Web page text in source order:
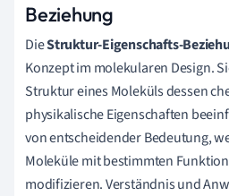
Beziehung
DieStruktur-Eigenschafts-
Konzept im molekularen Design.
Struktur eines Moleküls dessen
physikalische Eigenschaften
von entscheidender Bedeutung,
Moleküle mit bestimmten
modifizieren. Verständnis und